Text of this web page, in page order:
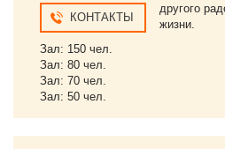
КОНТАКТЫ
Зал: 150 чел.
Зал: 80 чел.
Зал: 70 чел.
Зал: 50 чел.
другого
жизни.